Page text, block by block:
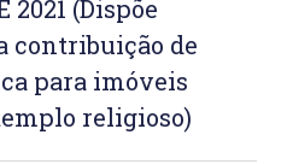
2021 (Dispõe
contribuição de
para imóveis
religioso)